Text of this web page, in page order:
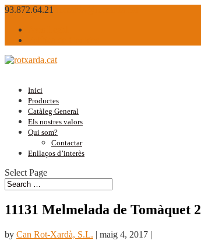
93.872.64.21
Inici
Productes
Catàleg General
Els nostres valors
Qui som?
Contactar
Enllaços d’interès
Select Page
11131 Melmelada de Tomàquet
by Can Rot-Xardà, S.L. | maig 4, 2017 |